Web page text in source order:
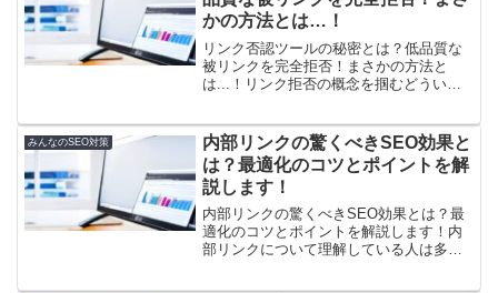
かの方法とは…！
リンク否認ツールの秘密とは？低品質な
被リンクを完全拒否！まさかの方法と
は...！リンク拒否の概念を掴むどういう
ールの使い方を身につける自分のサイト
にどんなリンクがついて...
みんなのSEO対策
内部リンクの驚くべきSEO効果と
は？最適化のコツとポイントを解
説します！
内部リンクの驚くべきSEO効果とは？最
適化のコツとポイントを解説します！内
部リンクについて理解している人は多い